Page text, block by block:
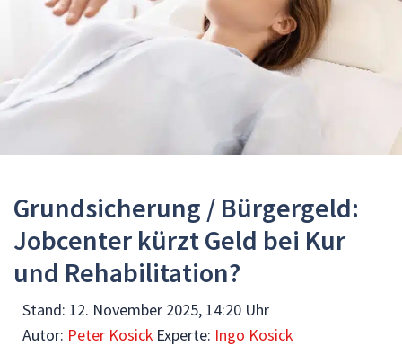
Grundsicherung / Bürgergeld:
Jobcenter kürzt Geld bei Kur
und Rehabilitation?
Stand: 12. November 2025, 14:20 Uhr
Autor: Peter Kosick Experte: Ingo Kosick